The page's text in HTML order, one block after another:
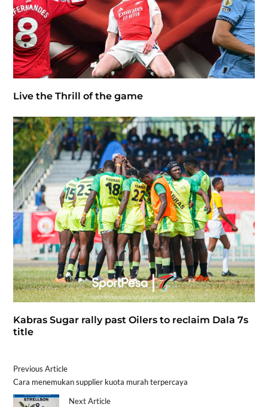
Live the Thrill of the game
Kabras Sugar rally past Oilers to reclaim Dala 7s
title
Previous Article
Cara menemukan supplier kuota murah terpercaya
Next Article